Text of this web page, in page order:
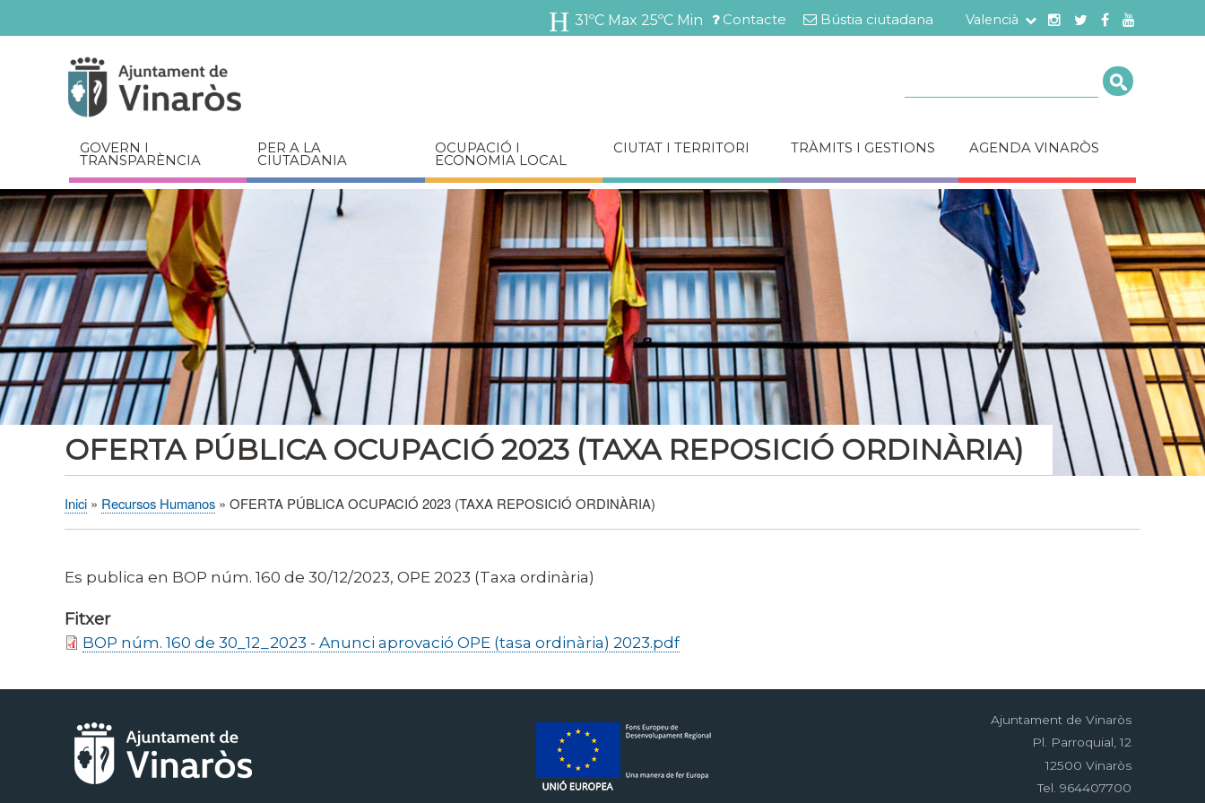
Vés
al
relacionats
Menú
Contacte Bústia ciutadana Valencià
31ºC Max 25ºC Min
GOVERN I
TRANSPARÈNCIA
PER A LA
CIUTADANIA
OCUPACIÓ I
ECONOMIA LOCAL
CIUTAT I TERRITORI TRÀMITS I GESTIONS AGENDA VINARÒS
OFERTA PÚBLICA OCUPACIÓ 2023 (TAXA REPOSICIÓ ORDINÀRIA)
Fil
Inici Recursos Humanos OFERTA PÚBLICA OCUPACIÓ 2023 (TAXA REPOSICIÓ ORDINÀRIA)
Es publica en BOP núm. 160 de 30/12/2023, OPE 2023 (Taxa ordinària)
Fitxer
BOP núm. 160 de 30_12_2023 - Anunci aprovació OPE (tasa ordinària) 2023.pdf
Ajuntament de Vinaròs
Pl. Parroquial, 12
12500 Vinaròs
Tel. 964407700